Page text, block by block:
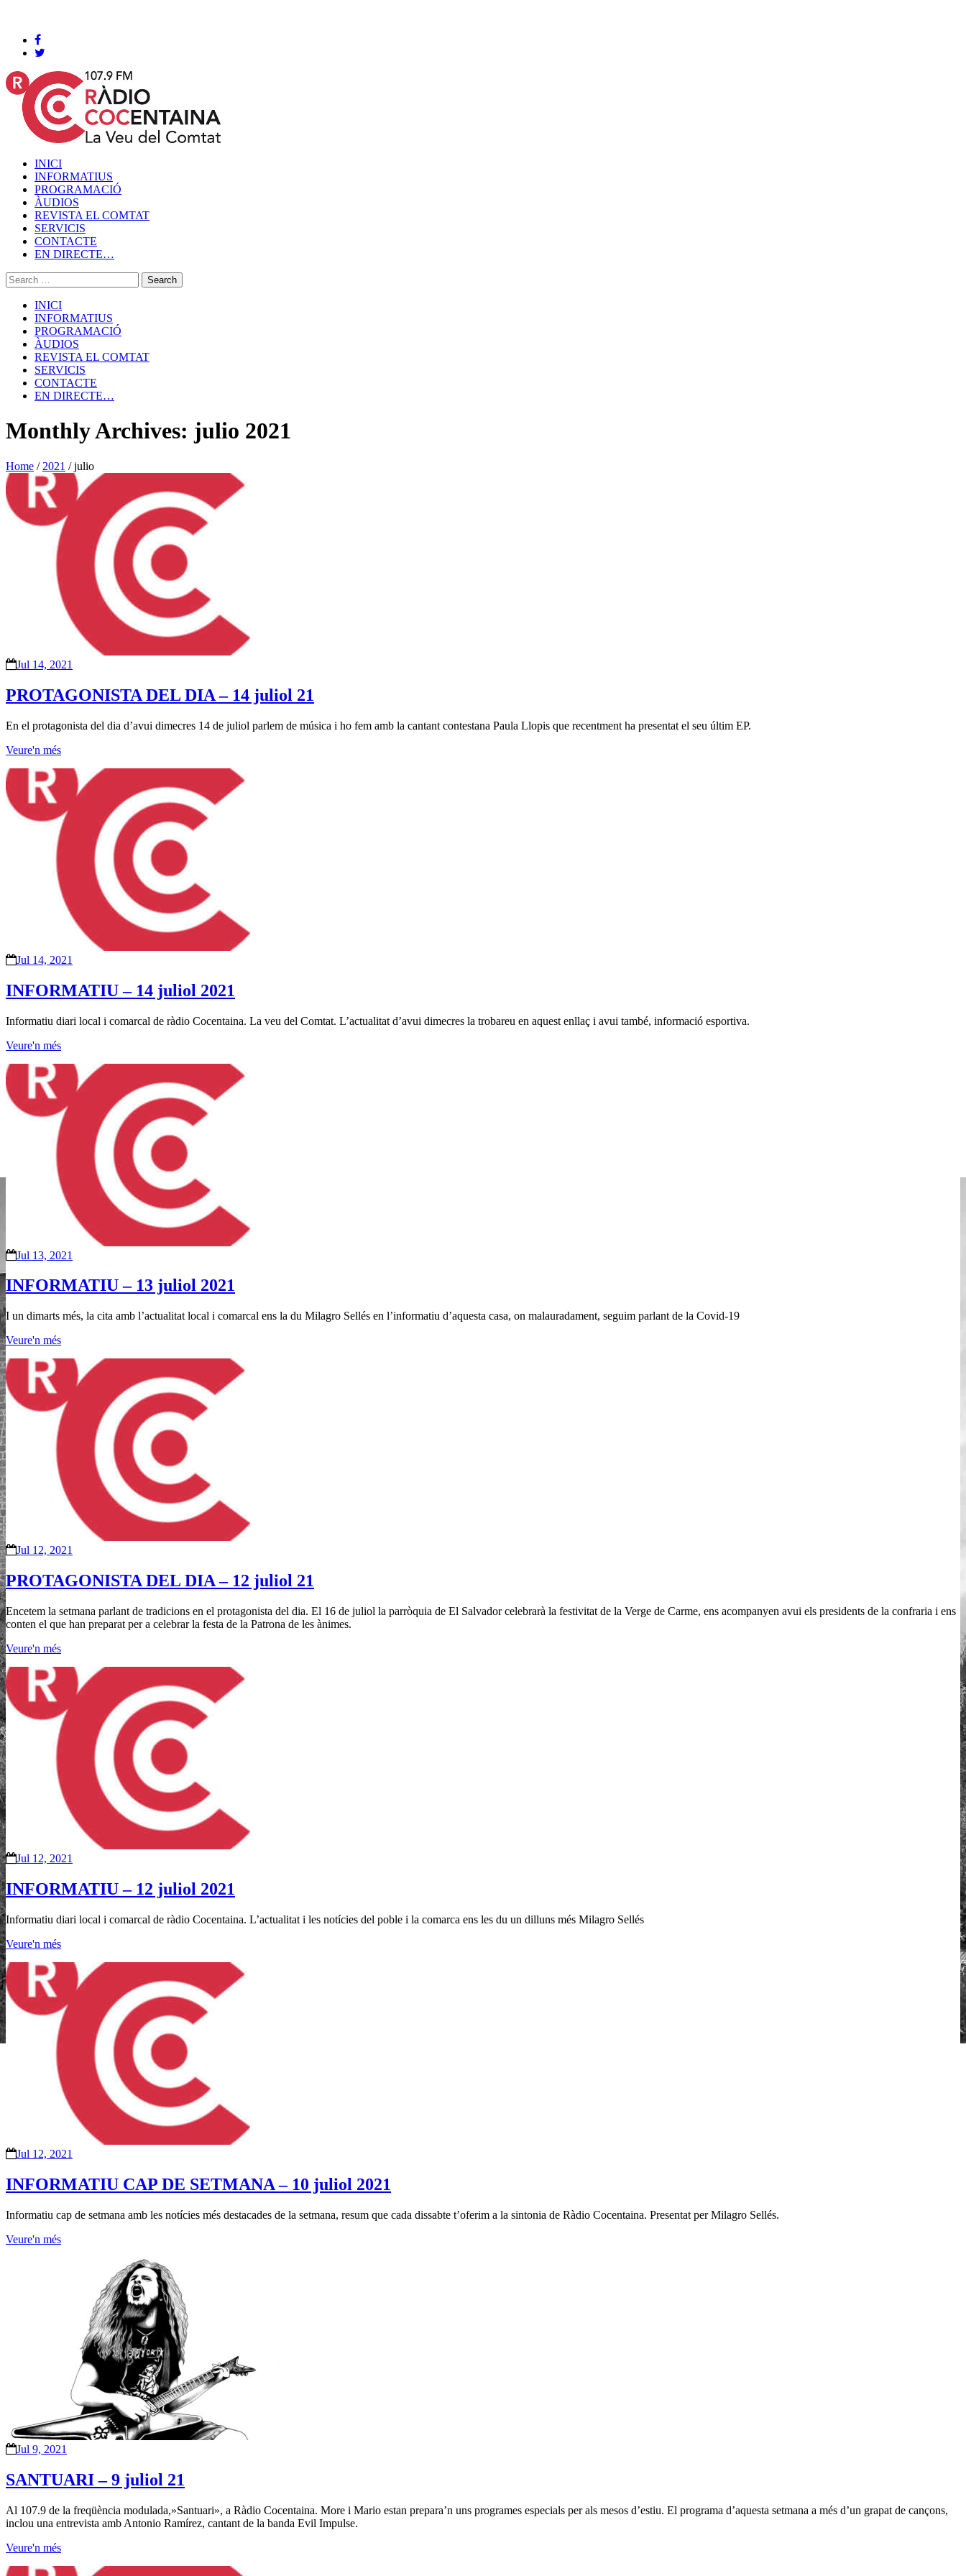
INICI
INFORMATIUS
PROGRAMACIÓ
ÀUDIOS
REVISTA EL COMTAT
SERVICIS
CONTACTE
EN DIRECTE…
INICI
INFORMATIUS
PROGRAMACIÓ
ÀUDIOS
REVISTA EL COMTAT
SERVICIS
CONTACTE
EN DIRECTE…
Monthly Archives: julio 2021
Home / 2021 /julio
Jul 14, 2021
PROTAGONISTA DEL DIA – 14 juliol 21
En el protagonista del dia d’avui dimecres 14 de juliol parlem de música i ho fem amb la cantant contestana Paula Llopis que recentment ha presentat el seu últim EP.
Veure'n més
Jul 14, 2021
INFORMATIU – 14 juliol 2021
Informatiu diari local i comarcal de ràdio Cocentaina. La veu del Comtat. L’actualitat d’avui dimecres la trobareu en aquest enllaç i avui també, informació esportiva.
Veure'n més
Jul 13, 2021
INFORMATIU – 13 juliol 2021
I un dimarts més, la cita amb l’actualitat local i comarcal ens la du Milagro Sellés en l’informatiu d’aquesta casa, on malauradament, seguim parlant de la Covid-19
Veure'n més
Jul 12, 2021
PROTAGONISTA DEL DIA – 12 juliol 21
Encetem la setmana parlant de tradicions en el protagonista del dia. El 16 de juliol la parròquia de El Salvador celebrarà la festivitat de la Verge de Carme, ens acompanyen avui els presidents de la confraria i ens
conten el que han preparat per a celebrar la festa de la Patrona de les ànimes.
Veure'n més
Jul 12, 2021
INFORMATIU – 12 juliol 2021
Informatiu diari local i comarcal de ràdio Cocentaina. L’actualitat i les notícies del poble i la comarca ens les du un dilluns més Milagro Sellés
Veure'n més
Jul 12, 2021
INFORMATIU CAP DE SETMANA – 10 juliol 2021
Informatiu cap de setmana amb les notícies més destacades de la setmana, resum que cada dissabte t’oferim a la sintonia de Ràdio Cocentaina. Presentat per Milagro Sellés.
Veure'n més
Jul 9, 2021
SANTUARI – 9 juliol 21
Al 107.9 de la freqüència modulada,»Santuari», a Ràdio Cocentaina. More i Mario estan prepara’n uns programes especials per als mesos d’estiu. El programa d’aquesta setmana a més d’un grapat de cançons,
inclou una entrevista amb Antonio Ramírez, cantant de la banda Evil Impulse.
Veure'n més